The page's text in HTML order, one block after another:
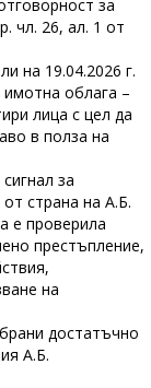
за
чл. 26, ал. 1 от
на 19.04.2026 г.
облага –
лица с цел да
в полза на
за
страна на А.Б.
е проверила
престъпление,
на
достатъчно
А.Б.